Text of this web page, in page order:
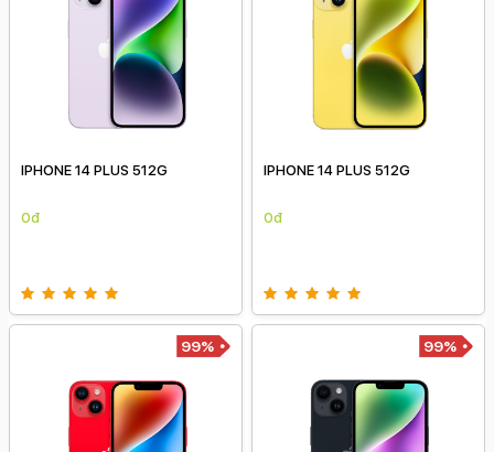
IPHONE 14 PLUS 512G
0đ
IPHONE 14 PLUS 512G
0đ
99% 99%